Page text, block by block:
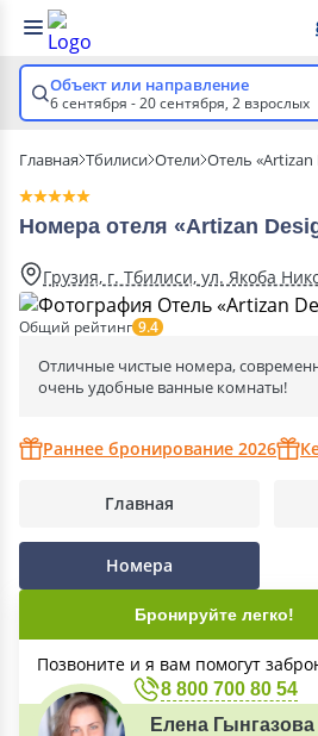
Объект или направление
6 сентября - 20 сентября, 2 взрослых
Главная Тбилиси Отели Отель «Artizan
Номера отеля «Artizan
Грузия, г. Тбилиси, ул. Якоба
Общий рейтинг 9.4
Отличные чистые номера,
очень удобные ванные комнаты!
Раннее бронирование 2026
Главная
Номера
Бронируйте легко!
Позвоните и я вам помогут
8 800 700 80 54
Елена Гынгазова